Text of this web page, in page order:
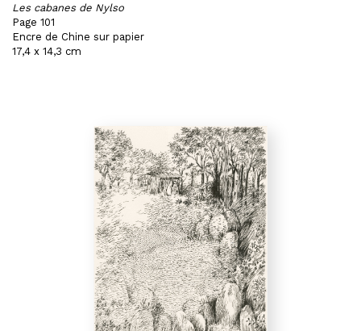
Les cabanes de Nylso
Page 101
Encre de Chine sur papier
17,4 x 14,3 cm